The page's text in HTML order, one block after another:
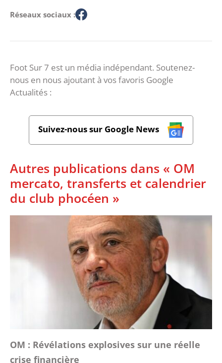
Réseaux sociaux :
Foot Sur 7 est un média indépendant. Soutenez-
nous en nous ajoutant à vos favoris Google
Actualités :
Suivez-nous sur Google News
Autres publications dans « OM
mercato, transferts et calendrier
du club phocéen »
OM : Révélations explosives sur une réelle
crise financière